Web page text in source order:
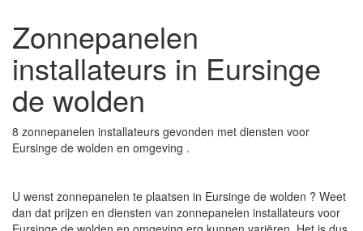
Zonnepanelen
installateurs in Eursinge
de wolden
8 zonnepanelen installateurs gevonden met diensten voor
Eursinge de wolden en omgeving .
U wenst zonnepanelen te plaatsen in Eursinge de wolden ? Weet
dan dat prijzen en diensten van zonnepanelen installateurs voor